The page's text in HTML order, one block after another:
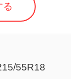
る
55R18